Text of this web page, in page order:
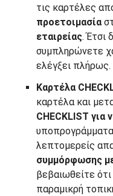
τις καρτέλες
προετοιμασία
εταιρείας. Έτσι
συμπληρώνετε
ελέγξει πλήρως.
Καρτέλα
καρτέλα και
CHECKLIST για
λεπτομερείς
συμμόρφωσης
βεβαιωθείτε
παραμικρή